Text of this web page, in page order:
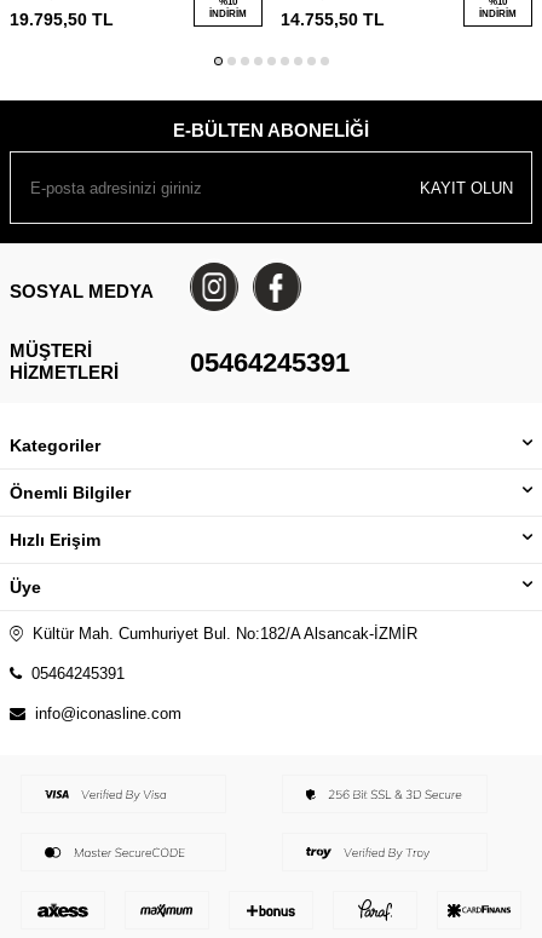
19.795,50 TL
İNDIRIM
14.755,50TL
İNDIRIM
E-BÜLTEN ABONELIĞI
KAYIT OLUN
SOSYAL MEDYA
MÜŞTERI
HIZMETLERI
05464245391
Kategoriler
Önemli Bilgiler
Hızlı Erişim
Üye
Kültür Mah. Cumhuriyet Bul. No:182/A Alsancak-İZMİR
05464245391
info@iconasline.com